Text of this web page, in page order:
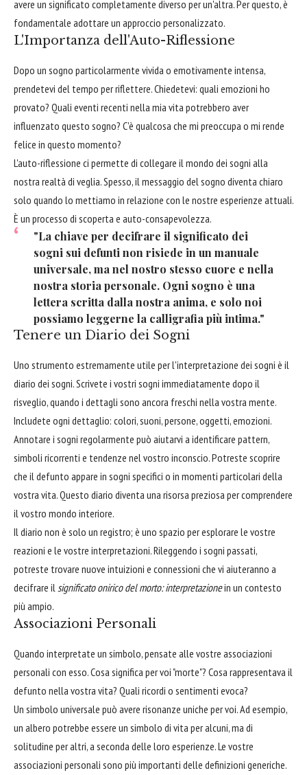
avere un significato completamente diverso per un'altra. Per questo, è
fondamentale adottare un approccio personalizzato.
L'Importanza dell'Auto-Riflessione
Dopo un sogno particolarmente vivida o emotivamente intensa,
prendetevi del tempo per riflettere. Chiedetevi: quali emozioni ho
provato? Quali eventi recenti nella mia vita potrebbero aver
influenzato questo sogno? C'è qualcosa che mi preoccupa o mi rende
felice in questo momento?
L'auto-riflessione ci permette di collegare il mondo dei sogni alla
nostra realtà di veglia. Spesso, il messaggio del sogno diventa chiaro
solo quando lo mettiamo in relazione con le nostre esperienze attuali.
È un processo di scoperta e auto-consapevolezza.
"La chiave per decifrare il significato dei
sogni sui defunti non risiede in un manuale
universale, ma nel nostro stesso cuore e nella
nostra storia personale. Ogni sogno è una
lettera scritta dalla nostra anima, e solo noi
possiamo leggerne la calligrafia più intima."
Tenere un Diario dei Sogni
Uno strumento estremamente utile per l'interpretazione dei sogni è il
diario dei sogni. Scrivete i vostri sogni immediatamente dopo il
risveglio, quando i dettagli sono ancora freschi nella vostra mente.
Includete ogni dettaglio: colori, suoni, persone, oggetti, emozioni.
Annotare i sogni regolarmente può aiutarvi a identificare pattern,
simboli ricorrenti e tendenze nel vostro inconscio. Potreste scoprire
che il defunto appare in sogni specifici o in momenti particolari della
vostra vita. Questo diario diventa una risorsa preziosa per comprendere
il vostro mondo interiore.
Il diario non è solo un registro; è uno spazio per esplorare le vostre
reazioni e le vostre interpretazioni. Rileggendo i sogni passati,
potreste trovare nuove intuizioni e connessioni che vi aiuteranno a
decifrare il significato onirico del morto: interpretazionein un contesto
più ampio.
Associazioni Personali
Quando interpretate un simbolo, pensate alle vostre associazioni
personali con esso. Cosa significa per voi "morte"? Cosa rappresentava il
defunto nella vostra vita? Quali ricordi o sentimenti evoca?
Un simbolo universale può avere risonanze uniche per voi. Ad esempio,
un albero potrebbe essere un simbolo di vita per alcuni, ma di
solitudine per altri, a seconda delle loro esperienze. Le vostre
associazioni personali sono più importanti delle definizioni generiche.